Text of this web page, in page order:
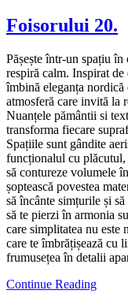
Foisorului 20.
Pășește într-un spațiu
respiră calm. Inspirat de
îmbină eleganța
atmosferă care invită la
Nuanțele pământii si
transforma fiecare
Spațiile sunt gândite
funcționalul cu plăcutul,
să contureze volumele
șoptească povestea
să încânte simțurile și
să te pierzi în armonia
care simplitatea nu este
care te îmbrățișează cu
frumusețea în detalii
Continue Reading